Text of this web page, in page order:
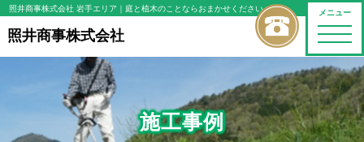
メニュー
toggle
照井商事株式会社 岩手エリア ｜庭と植木のことならおまかせください
照井商事株式会社
施工事例